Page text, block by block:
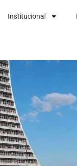
Institucional